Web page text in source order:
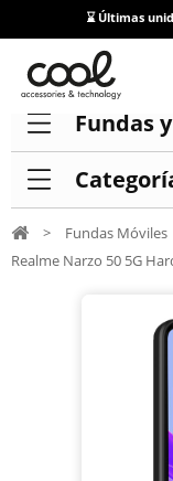
⌛ Últimas
Fundas
> Fundas Móviles
Realme Narzo 50 5G